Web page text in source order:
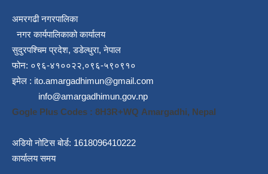
अमरगढी नगरपालिका
नगर कार्यपालिकाको कार्यालय
सुदुरपश्चिम प्रदेश, डडेल्धुरा, नेपाल
फोन: ०९६-४१००२२,०९६-५९०९१०
इमेल : ito.amargadhimun@gmail.com
info@amargadhimun.gov.np
Gogle Plus Codes : 8H3R+WQ Amargadhi, Nepal
अडियो नोटिस बोर्ड: 1618096410222
कार्यालय समय